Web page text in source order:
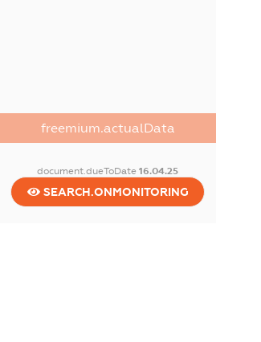
freemium.actualData
document.dueToDate16.04.25
SEARCH.ONMONITORING